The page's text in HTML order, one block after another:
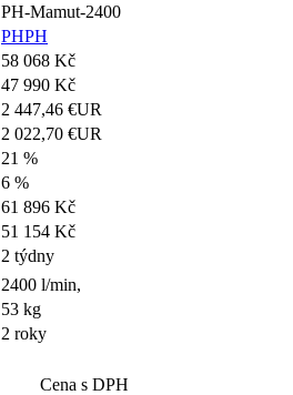
PH-Mamut-2400
PHPH
58 068 Kč
47 990 Kč
2 447,46 €UR
2 022,70 €UR
21 %
6 %
61 896 Kč
51 154 Kč
2 týdny
2400 l/min,
53 kg
2 roky
Cena s DPH